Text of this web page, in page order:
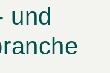
und